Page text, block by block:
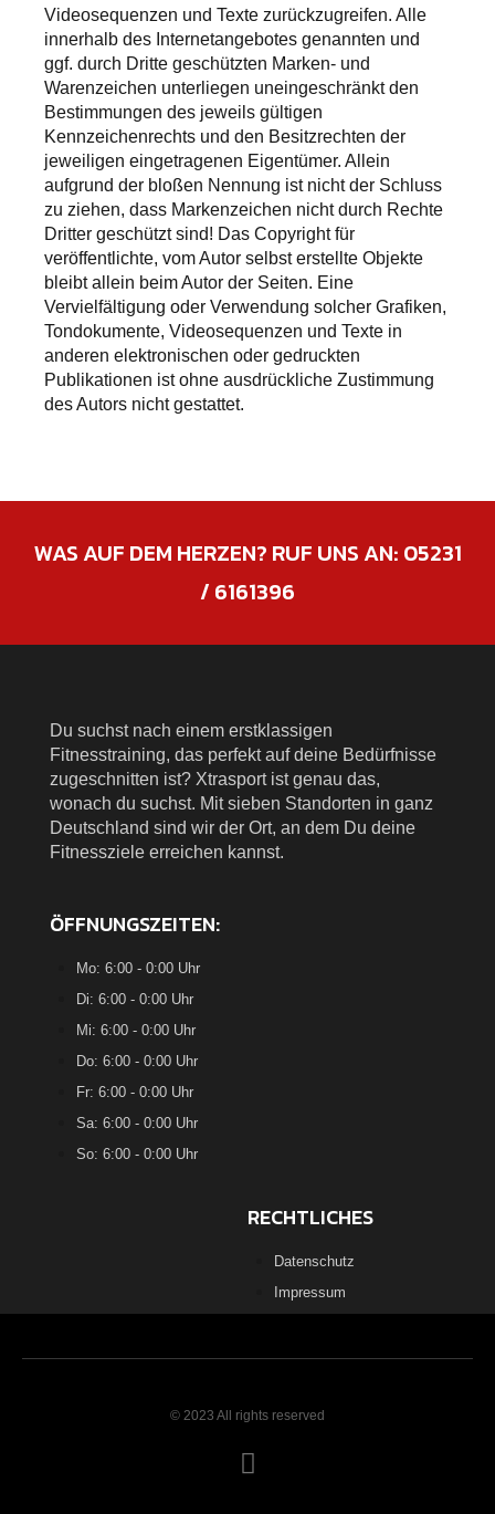
Videosequenzen und Texte zurückzugreifen. Alle
innerhalb des Internetangebotes genannten und
ggf. durch Dritte geschützten Marken- und
Warenzeichen unterliegen uneingeschränkt den
Bestimmungen des jeweils gültigen
Kennzeichenrechts und den Besitzrechten der
jeweiligen eingetragenen Eigentümer. Allein
aufgrund der bloßen Nennung ist nicht der Schluss
zu ziehen, dass Markenzeichen nicht durch Rechte
Dritter geschützt sind! Das Copyright für
veröffentlichte, vom Autor selbst erstellte Objekte
bleibt allein beim Autor der Seiten. Eine
Vervielfältigung oder Verwendung solcher Grafiken,
Tondokumente, Videosequenzen und Texte in
anderen elektronischen oder gedruckten
Publikationen ist ohne ausdrückliche Zustimmung
des Autors nicht gestattet.
WAS AUF DEM HERZEN? RUF UNS AN: 05231
/ 6161396
Du suchst nach einem erstklassigen
Fitnesstraining, das perfekt auf deine Bedürfnisse
zugeschnitten ist? Xtrasport ist genau das,
wonach du suchst. Mit sieben Standorten in ganz
Deutschland sind wir der Ort, an dem Du deine
Fitnessziele erreichen kannst.
ÖFFNUNGSZEITEN:
Mo: 6:00 - 0:00 Uhr
Di: 6:00 - 0:00 Uhr
Mi: 6:00 - 0:00 Uhr
Do: 6:00 - 0:00 Uhr
Fr: 6:00 - 0:00 Uhr
Sa: 6:00 - 0:00 Uhr
So: 6:00 - 0:00 Uhr
RECHTLICHES
Datenschutz
Impressum
© 2023 All rights reserved